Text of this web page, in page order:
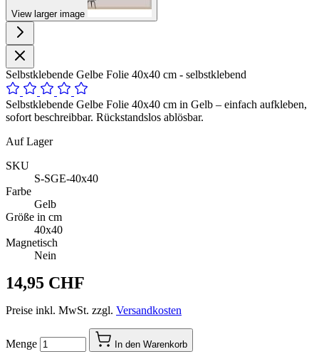
View larger image
Selbstklebende Gelbe Folie 40x40 cm - selbstklebend
Selbstklebende Gelbe Folie 40x40 cm in Gelb – einfach aufkleben,
sofort beschreibbar. Rückstandslos ablösbar.
Auf Lager
SKU
S-SGE-40x40
Farbe
Gelb
Größe in cm
40x40
Magnetisch
Nein
14,95 CHF
Preise inkl. MwSt. zzgl. Versandkosten
Menge In den Warenkorb